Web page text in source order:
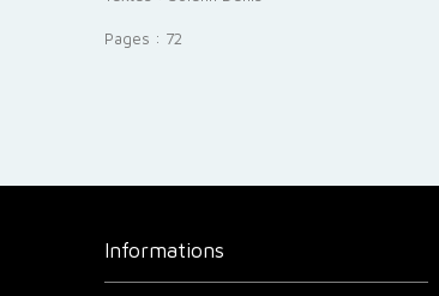
Pages : 72
Informations